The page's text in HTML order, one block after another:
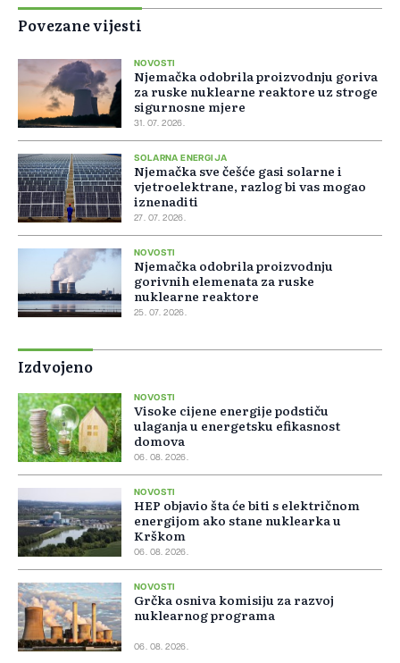
Povezane vijesti
NOVOSTI
Njemačka odobrila proizvodnju goriva
za ruske nuklearne reaktore uz stroge
sigurnosne mjere
31. 07. 2026.
SOLARNA ENERGIJA
Njemačka sve češće gasi solarne i
vjetroelektrane, razlog bi vas mogao
iznenaditi
27. 07. 2026.
NOVOSTI
Njemačka odobrila proizvodnju
gorivnih elemenata za ruske
nuklearne reaktore
25. 07. 2026.
Izdvojeno
NOVOSTI
Visoke cijene energije podstiču
ulaganja u energetsku efikasnost
domova
06. 08. 2026.
NOVOSTI
HEP objavio šta će biti s električnom
energijom ako stane nuklearka u
Krškom
06. 08. 2026.
NOVOSTI
Grčka osniva komisiju za razvoj
nuklearnog programa
06. 08. 2026.